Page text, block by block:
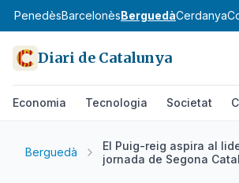
PenedèsBarcelonèsBerguedàCerdanya
Diari de Catalunya
Economia Tecnologia Societat
Berguedà
El Puig-reig aspira al
jornada de Segona